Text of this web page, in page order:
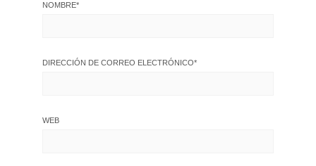
NOMBRE*
DIRECCIÓN DE CORREO ELECTRÓNICO*
WEB